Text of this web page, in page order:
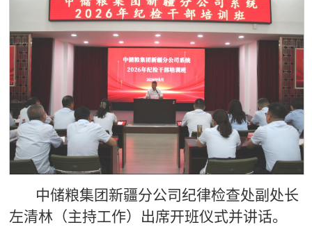
中储粮集团新疆分公司纪律检查处副处长
左清林 （主持工作）出席开班仪式并讲话。